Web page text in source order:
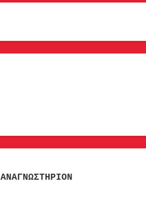
ΑΝΑΓΝΩΣΤΗΡΙΟΝ